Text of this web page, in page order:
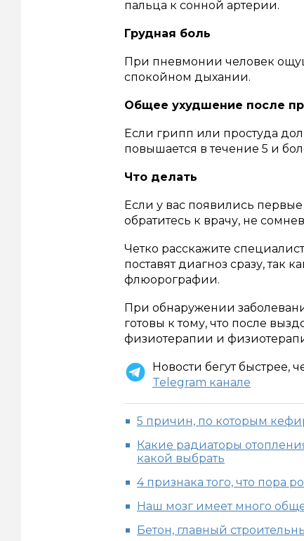
пальца к сонной артерии.
Грудная боль
При пневмонии человек
спокойном дыхании.
Общее ухудшение после
Если грипп или простуда
повышается в течение 5 и
Что делать
Если у вас появились
обратитесь к врачу, не
Четко расскажите
поставят диагноз сразу, так
флюорографии.
При обнаружении
готовы к тому, что после
физиотерапии и
Новости бегут быстрее,
Telegram канале
5 причин, по которым
Какие радиаторы
какой выбрать
4 признака того, что пора
Наш мозг имеет много
Бетон, главный